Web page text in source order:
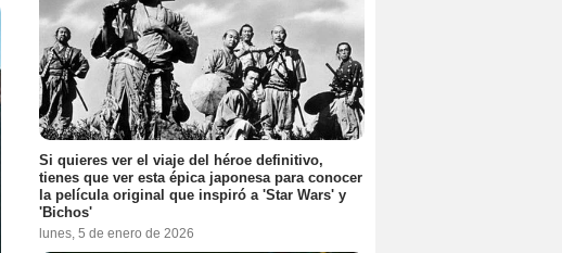
Si quieres ver el viaje del héroe definitivo,
tienes que ver esta épica japonesa para conocer
la película original que inspiró a 'Star Wars' y
'Bichos'
lunes, 5 de enero de 2026